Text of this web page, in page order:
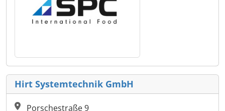
Hirt Systemtechnik GmbH
Porschestraße 9